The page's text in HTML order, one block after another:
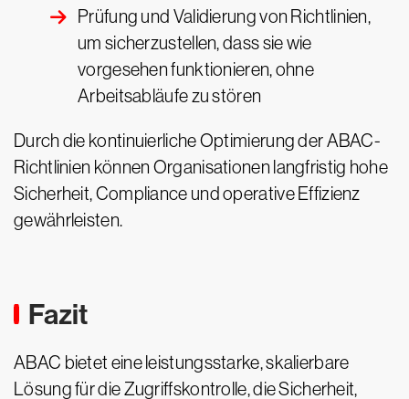
Prüfung und Validierung von Richtlinien,
um sicherzustellen, dass sie wie
vorgesehen funktionieren, ohne
Arbeitsabläufe zu stören
Durch die kontinuierliche Optimierung der ABAC-
Richtlinien können Organisationen langfristig hohe
Sicherheit, Compliance und operative Effizienz
gewährleisten.
Fazit
ABAC bietet eine leistungsstarke, skalierbare
Lösung für die Zugriffskontrolle, die Sicherheit,